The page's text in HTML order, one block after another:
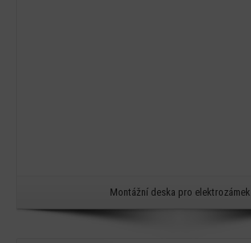
Montážní deska pro elektrozámek